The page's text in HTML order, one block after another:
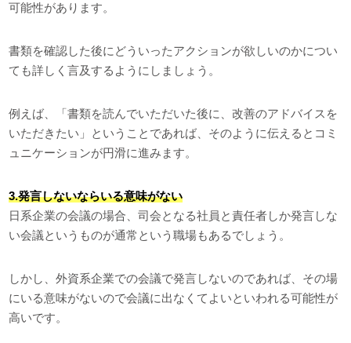
可能性があります。
書類を確認した後にどういったアクションが欲しいのかについ
ても詳しく言及するようにしましょう。
例えば、「書類を読んでいただいた後に、改善のアドバイスを
いただきたい」ということであれば、そのように伝えるとコミ
ュニケーションが円滑に進みます。
3.発言しないならいる意味がない
日系企業の会議の場合、司会となる社員と責任者しか発言しな
い会議というものが通常という職場もあるでしょう。
しかし、外資系企業での会議で発言しないのであれば、その場
にいる意味がないので会議に出なくてよいといわれる可能性が
高いです。